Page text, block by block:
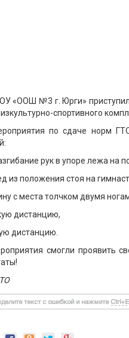
«ООШ №3 г. Юрги»
спортивного
по сдаче норм
рук в упоре лежа на
из положения стоя на
с места толчком двумя
дистанцию,
дистанцию.
смогли проявить